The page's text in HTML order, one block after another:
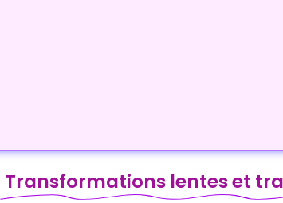
Transformations lentes et